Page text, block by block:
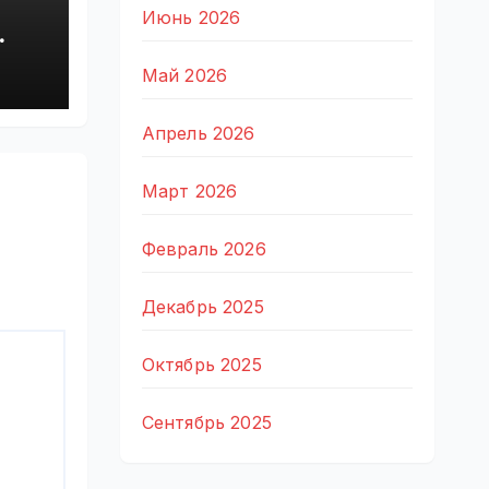
Июнь 2026
Май 2026
Апрель 2026
Март 2026
Февраль 2026
Декабрь 2025
Октябрь 2025
Сентябрь 2025